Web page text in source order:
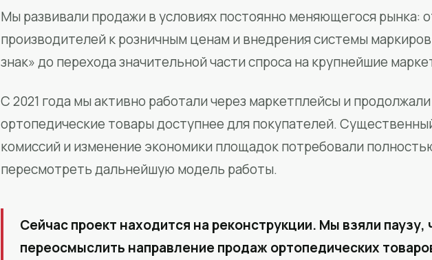
Мы развивали продажи в условиях постоянно меняющегося рынка:
производителей к розничным ценам и внедрения системы
знак» до перехода значительной части спроса на крупнейшие
С 2021 года мы активно работали через маркетплейсы и
ортопедические товары доступнее для покупателей.
комиссий и изменение экономики площадок потребовали
пересмотреть дальнейшую модель работы.
Сейчас проект находится на реконструкции. Мы взяли паузу,
переосмыслить направление продаж ортопедических